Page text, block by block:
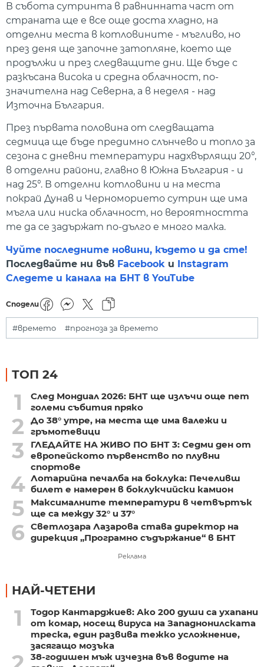
В събота сутринта в равнинната част от
страната ще е все още доста хладно, на
отделни места в котловините - мъгливо, но
през деня ще започне затопляне, което ще
продължи и през следващите дни. Ще бъде с
разкъсана висока и средна облачност, по-
значителна над Северна, а в неделя - над
Източна България.
През първата половина от следващата
седмица ще бъде предимно слънчево и топло за
сезона с дневни температури надхвърлящи 20°,
в отделни райони, главно в Южна България - и
над 25°. В отделни котловини и на места
покрай Дунав и Черноморието сутрин ще има
мъгла или ниска облачност, но вероятността
те да се задържат по-дълго е много малка.
Чуйте последните новини, където и да сте!
Последвайте ни във Facebook и Instagram
Следете и канала на БНТ в YouTube
Сподели
#времето #прогноза за времето
ТОП 24
1
След Мондиал 2026: БНТ ще излъчи още пет
големи събития пряко
2
До 38° утре, на места ще има валежи и
гръмотевици
3
ГЛЕДАЙТЕ НА ЖИВО ПО БНТ 3: Седми ден от
европейското първенство по плувни
спортове
4 Лотарийна печалба на боклука: Печеливш
билет е намерен в боклукчийски камион
5
Максималните температури в четвъртък
ще са между 32° и 37°
6 Светлозара Лазарова става директор на
дирекция „Програмно съдържание“ в БНТ
Реклама
НАЙ-ЧЕТЕНИ
1
Тодор Кантарджиев: Ако 200 души са ухапани
от комар, носещ вируса на Западнонилската
треска, един развива тежко усложнение,
засягащо мозъка
38-годишен мъж изчезна във водите на